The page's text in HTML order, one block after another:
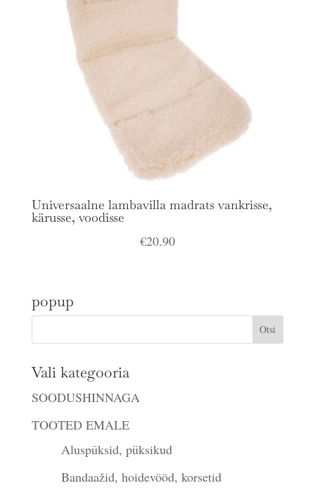
Universaalne lambavilla madrats vankrisse,
kärusse, voodisse
€20.90
popup
Vali kategooria
SOODUSHINNAGA
TOOTED EMALE
Aluspüksid, püksikud
Bandaažid, hoidevööd, korsetid